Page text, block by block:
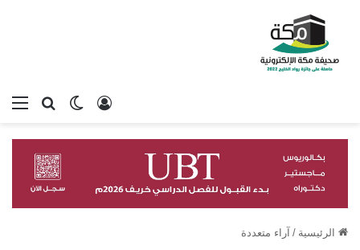
بحثالوضع
تسجيل الدخول
الرئيسية / آراء متعددة